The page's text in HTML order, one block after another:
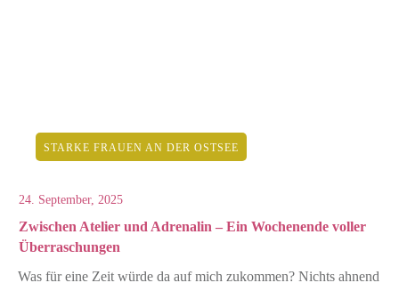
STARKE FRAUEN AN DER OSTSEE
24. September, 2025
Zwischen Atelier und Adrenalin – Ein Wochenende voller
Überraschungen
Was für eine Zeit würde da auf mich zukommen? Nichts ahnend